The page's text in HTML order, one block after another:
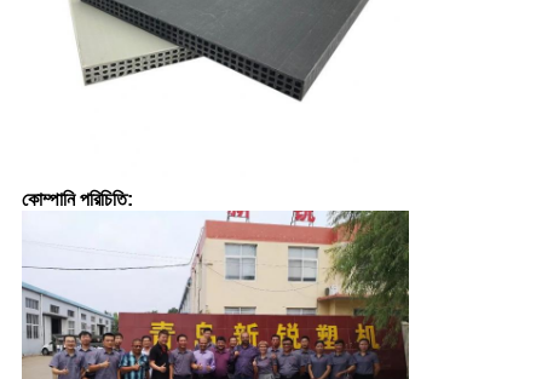
কোম্পানি পরিচিতি: